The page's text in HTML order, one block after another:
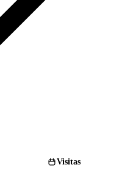
Visitas